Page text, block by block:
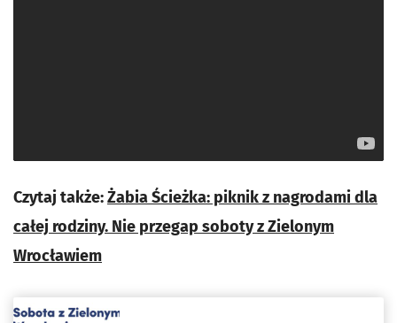
Czytaj także:Żabia Ścieżka: piknik z nagrodami dla
całej rodziny. Nie przegap soboty z Zielonym
Wrocławiem